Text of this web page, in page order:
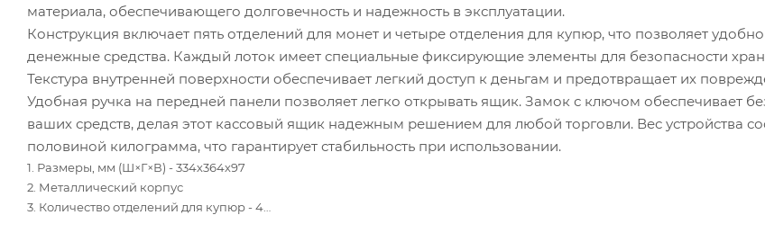
материала, обеспечивающего долговечность и надежность в эксплуатации.
Конструкция включает пять отделений для монет и четыре отделения для купюр, что позволяет
денежные средства. Каждый лоток имеет специальные фиксирующие элементы для безопасности
Текстура внутренней поверхности обеспечивает легкий доступ к деньгам и предотвращает их
Удобная ручка на передней панели позволяет легко открывать ящик. Замок с ключом обеспечивает
ваших средств, делая этот кассовый ящик надежным решением для любой торговли. Вес устройства
половиной килограмма, что гарантирует стабильность при использовании.
1. Размеры, мм (Ш×Г×В) - 334х364х97
2. Металлический корпус
3. Количество отделений для купюр - 4